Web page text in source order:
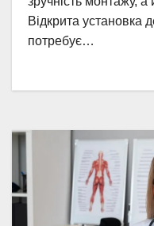
Відкрита установка
потребує…